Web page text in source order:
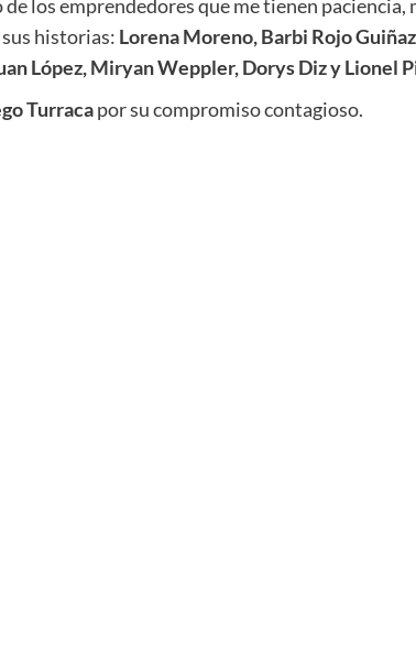
de los emprendedores que me tienen
historias: Lorena Moreno, Barbi Rojo
López, Miryan Weppler, Dorys Diz y Lionel
Turracapor su compromiso contagioso.